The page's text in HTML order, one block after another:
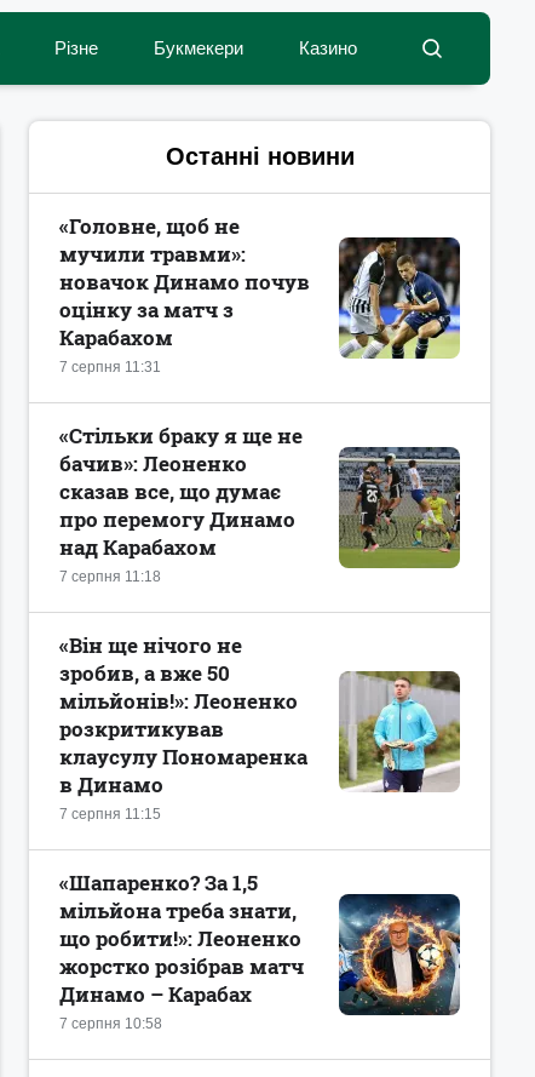
Різне Букмекери Казино
Останні новини
7 серпня 11:31
«Головне, щоб не
мучили травми»:
новачок Динамо почув
оцінку за матч з
Карабахом
7 серпня 11:18
«Стільки браку я ще не
бачив»: Леоненко
сказав все, що думає
про перемогу Динамо
над Карабахом
7 серпня 11:15
«Він ще нічого не
зробив, а вже 50
мільйонів!»: Леоненко
розкритикував
клаусулу Пономаренка
в Динамо
7 серпня 10:58
«Шапаренко? За 1,5
мільйона треба знати,
що робити!»: Леоненко
жорстко розібрав матч
Динамо – Карабах